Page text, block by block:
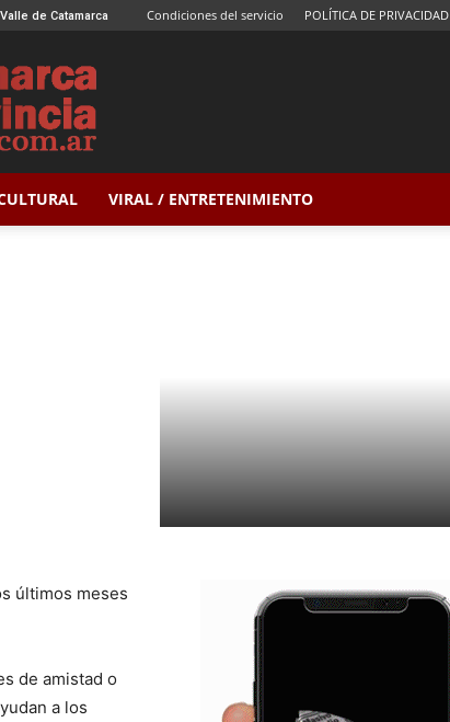
de Catamarca Condiciones del servicio POLÍTICA DE PRIVACIDAD
VIRAL / ENTRETENIMIENTO
últimos meses
de amistad o
a los